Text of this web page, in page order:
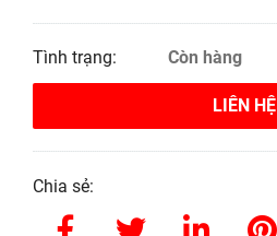
Tình trạng: Còn hàng
LIÊN HỆ
Chia sẻ: